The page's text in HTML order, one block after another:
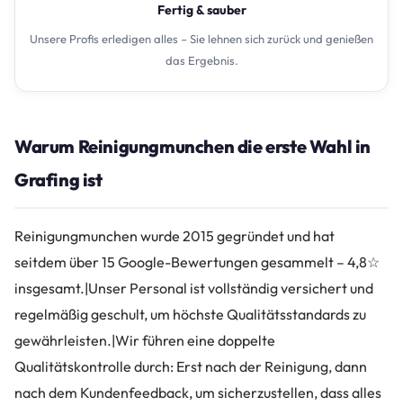
Fertig & sauber
Unsere Profis erledigen alles – Sie lehnen sich zurück und genießen
das Ergebnis.
Warum Reinigungmunchen die erste Wahl in
Grafing ist
Reinigungmunchen wurde 2015 gegründet und hat
seitdem über 15 Google-Bewertungen gesammelt – 4,8☆
insgesamt.|Unser Personal ist vollständig versichert und
regelmäßig geschult, um höchste Qualitätsstandards zu
gewährleisten.|Wir führen eine doppelte
Qualitätskontrolle durch: Erst nach der Reinigung, dann
nach dem Kundenfeedback, um sicherzustellen, dass alles